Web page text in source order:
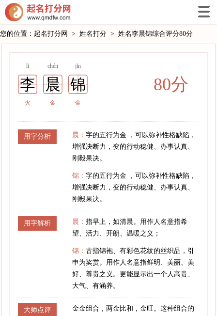
您的位置： 起名打分网 > 姓名打分 > 姓名李晨锦综合评分80分
lǐ chén jǐn
李 晨 锦
火 金 金
80分
用字分析 晨：字的五行为金 ，可以弥补性格缺陷，
增强决断力，变的行动稳健、办事认真、
刚毅果决。
锦：字的五行为金 ，可以弥补性格缺陷，
增强决断力，变的行动稳健、办事认真、
刚毅果决。
用字解析 晨：指早上，如清晨。用作人名意指希
望、活力、开朗、温暖之义；
锦：古指锦袍、有彩色花纹的丝织品，引
申为奖赏。用作人名意指鲜明、美丽、美
好、尊贵之义。更能显示出一个人高贵、
大气、有涵养。
大师点评
金金组合，两金比和，金旺。这种组合的